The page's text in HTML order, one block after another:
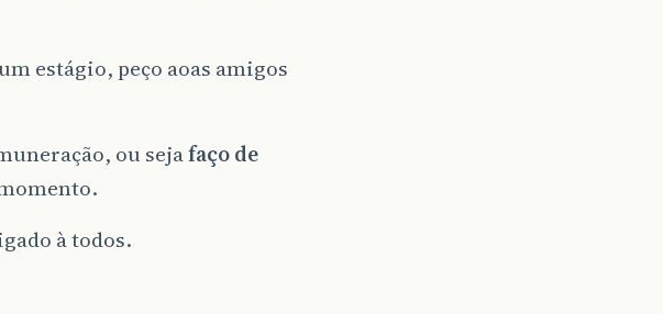
estágio, peço aoas amigos
ou sejafaço de
à todos.